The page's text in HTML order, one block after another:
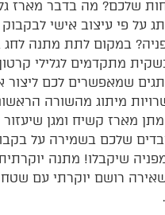
שלכם? מה בדבר מארז
על פי עיצוב אישי לבקבוק
במקום לתת מתנה לחג
מתקדמים לגלילי
שמאפשרים לכם ליצור
מיתוג מהשורה
מתן מארז קשיח ומגן שיעזור
שלכם בשמירה על
שיקבלו! מתנה
רושם יוקרתי עם